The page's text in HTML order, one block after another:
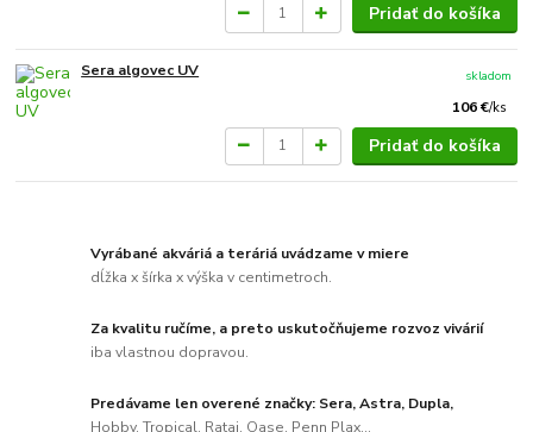
Pridať do košíka
Sera algovec UV
106 €/ks
skladom
Pridať do košíka
Vyrábané akváriá a teráriá uvádzame v miere
dĺžka x šírka x výška v centimetroch.
Za kvalitu ručíme, a preto uskutočňujeme rozvoz vivárií
iba vlastnou dopravou.
Predávame len overené značky: Sera, Astra, Dupla,
Hobby, Tropical, Rataj, Oase, Penn Plax...